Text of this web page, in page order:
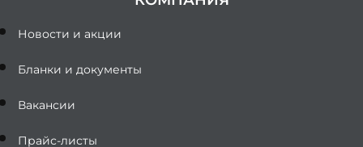
Новости и акции
Бланки и документы
Вакансии
Прайс-листы